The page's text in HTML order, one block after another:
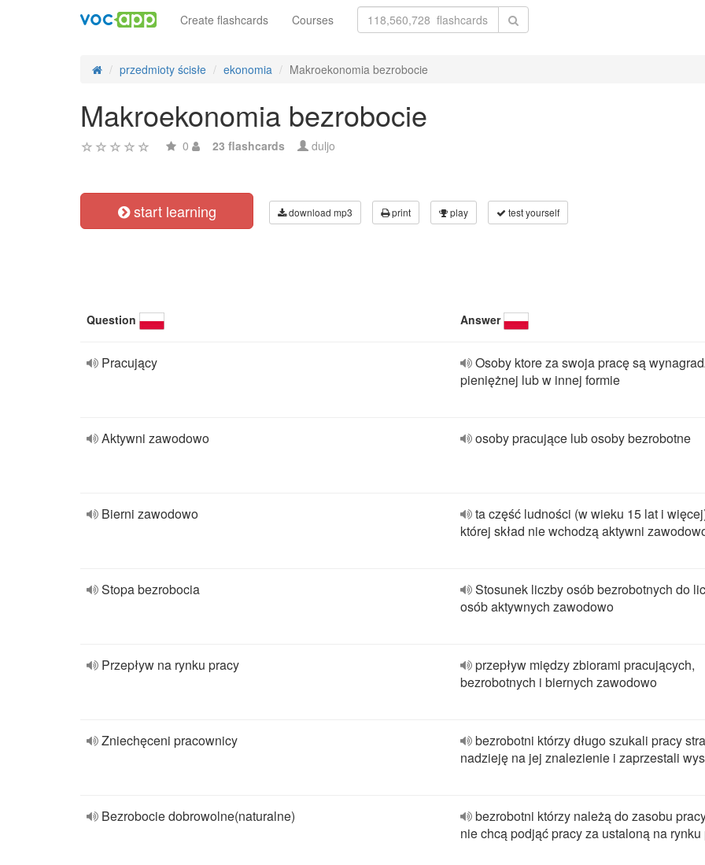
Create flashcards Courses
przedmioty ścisłe ekonomia Makroekonomia bezrobocie
Makroekonomia bezrobocie
0 23 flashcards duljo
start learning download mp3 print play test yourself
Question Answer
Pracujący
Osoby ktore za swoja pracę są
pieniężnej lub w innej formie
Aktywni zawodowo osoby pracujące lub osoby bezrobotne
Bierni zawodowo
ta część ludności (w wieku 15 lat i
której skład nie wchodzą aktywni
Stopa bezrobocia
Stosunek liczby osób bezrobotnych do
osób aktywnych zawodowo
Przepływ na rynku pracy
przepływ między zbiorami pracujących,
bezrobotnych i biernych zawodowo
Zniechęceni pracownicy
bezrobotni którzy długo szukali pracy
nadzieję na jej znalezienie i zaprzestali
Bezrobocie dobrowolne(naturalne)
bezrobotni którzy należą do zasobu
nie chcą podjąć pracy za ustaloną na rynku